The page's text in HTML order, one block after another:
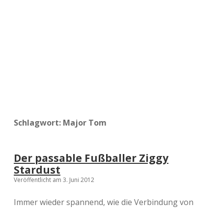
Schlagwort: Major Tom
Der passable Fußballer Ziggy
Stardust
Veröffentlicht am 3. Juni 2012
Immer wieder spannend, wie die Verbindung von